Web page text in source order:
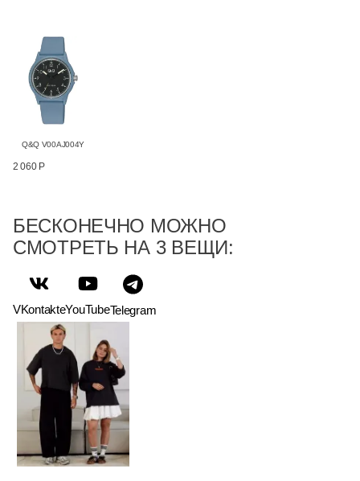
Q&Q V00AJ004Y
2 060 Р
БЕСКОНЕЧНО МОЖНО
СМОТРЕТЬ НА 3 ВЕЩИ:
VKontakteYouTubeTelegram